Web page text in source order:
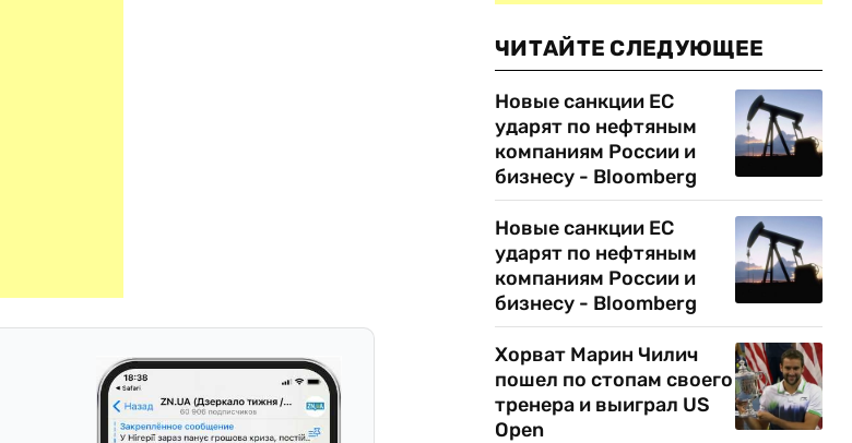
ЧИТАЙТЕ СЛЕДУЮЩЕЕ
Новые санкции ЕС
ударят по нефтяным
компаниям России и
бизнесу - Bloomberg
Новые санкции ЕС
ударят по нефтяным
компаниям России и
бизнесу - Bloomberg
Хорват Марин Чилич
пошел по стопам своего
тренера и выиграл US
Open